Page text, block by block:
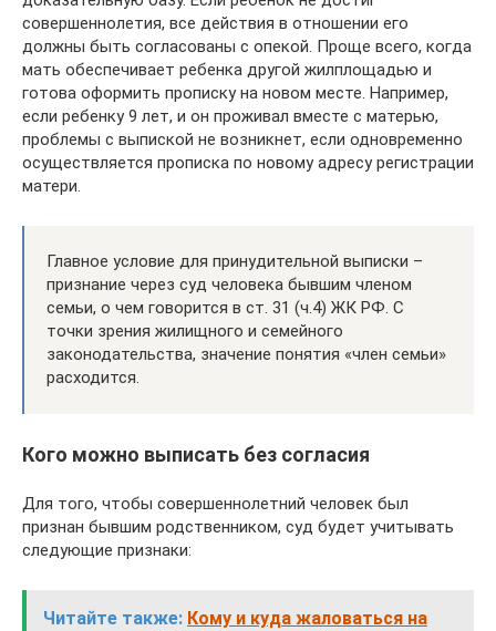
совершеннолетия, все действия в отношении его
должны быть согласованы с опекой. Проще всего, когда
мать обеспечивает ребенка другой жилплощадью и
готова оформить прописку на новом месте. Например,
если ребенку 9 лет, и он проживал вместе с матерью,
проблемы с выпиской не возникнет, если одновременно
осуществляется прописка по новому адресу регистрации
матери.
Главное условие для принудительной выписки –
признание через суд человека бывшим членом
семьи, о чем говорится в ст. 31 (ч.4) ЖК РФ. С
точки зрения жилищного и семейного
законодательства, значение понятия «член семьи»
расходится.
Кого можно выписать без согласия
Для того, чтобы совершеннолетний человек был
признан бывшим родственником, суд будет учитывать
следующие признаки:
Читайте также: Кому и куда жаловаться на